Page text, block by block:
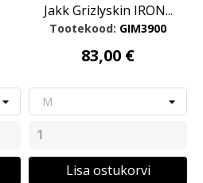
Jakk Grizlyskin IRON...
Tootekood: GIM3900
83,00 €
Lisa ostukorvi